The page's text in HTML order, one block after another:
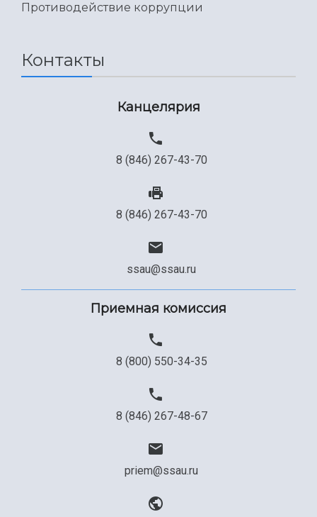
Противодействие коррупции
Контакты
Канцелярия
8 (846) 267-43-70
8 (846) 267-43-70
ssau@ssau.ru
Приемная комиссия
8 (800) 550-34-35
8 (846) 267-48-67
priem@ssau.ru